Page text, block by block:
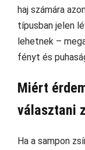
haj számára
típusban jelen
lehetnek –
fényt és
Miért
választani
Ha a sampon